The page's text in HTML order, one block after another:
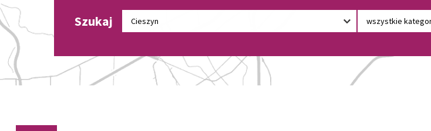
Szukaj